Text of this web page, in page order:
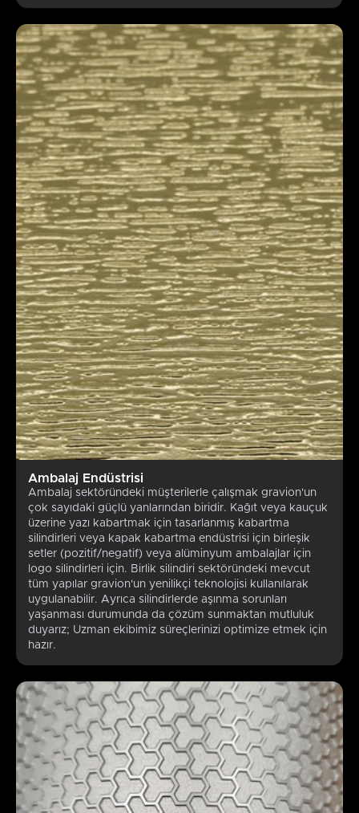
Ambalaj Endüstrisi
Ambalaj sektöründeki müşterilerle çalışmak gravion'un
çok sayıdaki güçlü yanlarından biridir. Kağıt veya kauçuk
üzerine yazı kabartmak için tasarlanmış kabartma
silindirleri veya kapak kabartma endüstrisi için birleşik
setler (pozitif/negatif) veya alüminyum ambalajlar için
logo silindirleri için. Birlik silindiri sektöründeki mevcut
tüm yapılar gravion'un yenilikçi teknolojisi kullanılarak
uygulanabilir. Ayrıca silindirlerde aşınma sorunları
yaşanması durumunda da çözüm sunmaktan mutluluk
duyarız; Uzman ekibimiz süreçlerinizi optimize etmek için
hazır.